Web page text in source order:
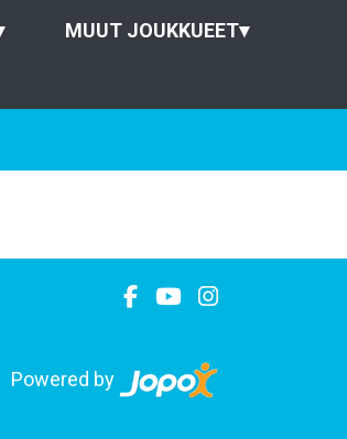
MUUT JOUKKUEET▾
Powered by